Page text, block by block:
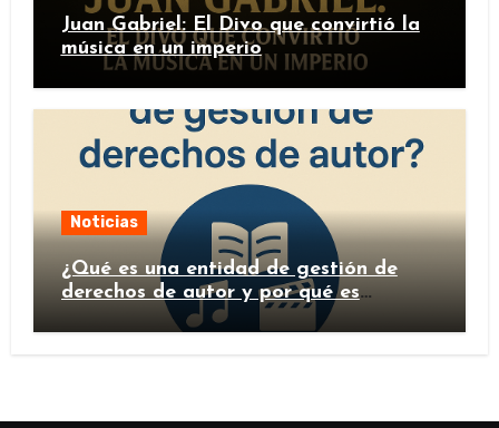
Juan Gabriel: El Divo que convirtió la
música en un imperio
Noticias
¿Qué es una entidad de gestión de
derechos de autor y por qué es
importante?